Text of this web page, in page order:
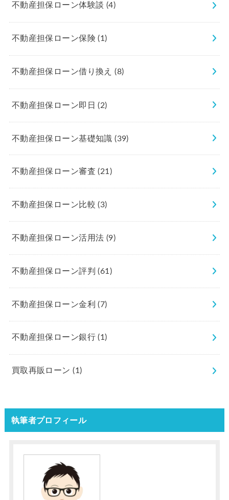
不動産担保ローン体験談 (4)
不動産担保ローン保険(1)
不動産担保ローン借り換え(8)
不動産担保ローン即日(2)
不動産担保ローン基礎知識(39)
不動産担保ローン審査(21)
不動産担保ローン比較(3)
不動産担保ローン活用法 (9)
不動産担保ローン評判(61)
不動産担保ローン金利(7)
不動産担保ローン銀行(1)
買取再販ローン(1)
執筆者プロフィール